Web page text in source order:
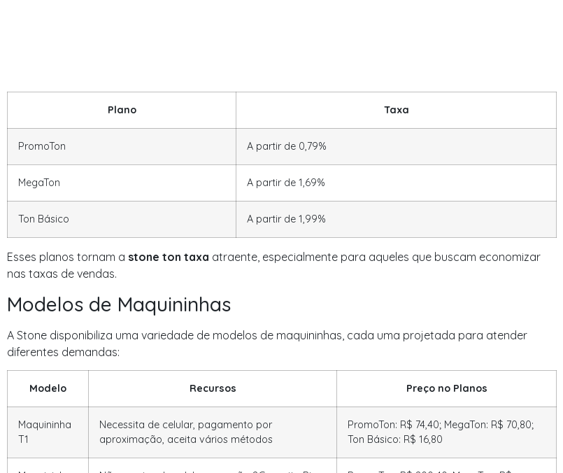
Plano Taxa
PromoTon A partir de 0,79%
MegaTon A partir de 1,69%
Ton Básico A partir de 1,99%
Esses planos tornam a stone ton taxa atraente, especialmente para aqueles que buscam economizar
nas taxas de vendas.
Modelos de Maquininhas
A Stone disponibiliza uma variedade de modelos de maquininhas, cada uma projetada para atender
diferentes demandas:
Modelo Recursos Preço no Planos
Maquininha
T1
Necessita de celular, pagamento por
aproximação, aceita vários métodos
PromoTon: R$ 74,40; MegaTon: R$ 70,80;
Ton Básico: R$ 16,80